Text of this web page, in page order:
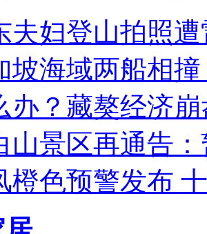
夫妇登山拍照
坡海域两船相
办？藏獒经济
山景区再通告
橙色预警发布